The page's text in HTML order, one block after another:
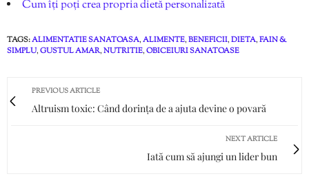
Cum îți poți crea propria dietă personalizată
TAGS:ALIMENTATIE SANATOASA,ALIMENTE,BENEFICII,DIETA,FAIN &
SIMPLU,GUSTUL AMAR,NUTRITIE,OBICEIURI SANATOASE
PREVIOUS ARTICLE
Altruism toxic: Când dorința de a ajuta devine o povară
NEXT ARTICLE
Iată cum să ajungi un lider bun